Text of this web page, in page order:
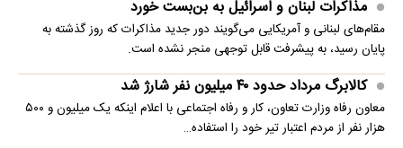
مذاکرات لبنان و اسرائیل به بن‌بست خورد
مقام‌های لبنانی و آمریکایی می‌گویند دور جدید مذاکرات که روز گذشته به
پایان رسید، به پیشرفت قابل توجهی منجر نشده است.
کالابرگ مرداد حدود ۴۰‌ میلیون نفر شارژ شد
معاون رفاه وزارت تعاون، کار و رفاه اجتماعی با اعلام اینکه یک میلیون و ۵۰۰
هزار نفر از مردم اعتبار تیر خود را استفاده…